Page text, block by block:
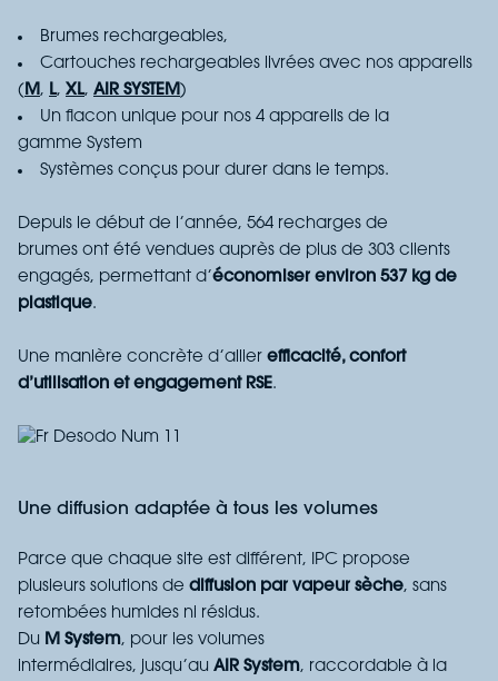
Brumes rechargeables,
Cartouches rechargeables livrées avec nos appareils
( M, L, XL, AIR SYSTEM)
Un flacon unique pour nos 4 appareils de la
gamme System
Systèmes conçus pour durer dans le temps.
Depuis le début de l’année, 564 recharges de
brumes ont été vendues auprès de plus de 303 clients
engagés, permettant d’économiser environ 537 kg de
plastique.
Une manière concrète d’allier efficacité, confort
d’utilisation et engagement RSE.
Une diffusion adaptée à tous les volumes
Parce que chaque site est différent, IPC propose
plusieurs solutions de diffusion par vapeur sèche, sans
retombées humides ni résidus.
Du M System, pour les volumes
intermédiaires, jusqu’au AIR System, raccordable à la